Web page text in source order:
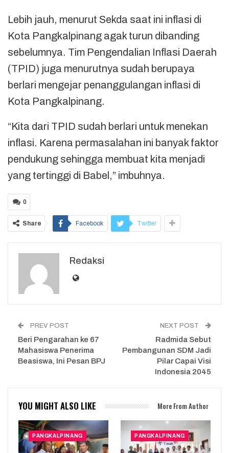
Lebih jauh, menurut Sekda saat ini inflasi di
Kota Pangkalpinang agak turun dibanding
sebelumnya. Tim Pengendalian Inflasi Daerah
(TPID) juga menurutnya sudah berupaya
berlari mengejar penanggulangan inflasi di
Kota Pangkalpinang.
“Kita dari TPID sudah berlari untuk menekan
inflasi. Karena permasalahan ini banyak faktor
pendukung sehingga membuat kita menjadi
yang tertinggi di Babel,” imbuhnya.
0
Share Facebook Twitter
Redaksi
PREV POST
Beri Pengarahan ke 67
Mahasiswa Penerima
Beasiswa, Ini Pesan BPJ
NEXT POST
Radmida Sebut
Pembangunan SDM Jadi
Pilar Capai Visi
Indonesia 2045
YOU MIGHT ALSO LIKE More From Author
PANGKALPINANG PANGKALPINANG